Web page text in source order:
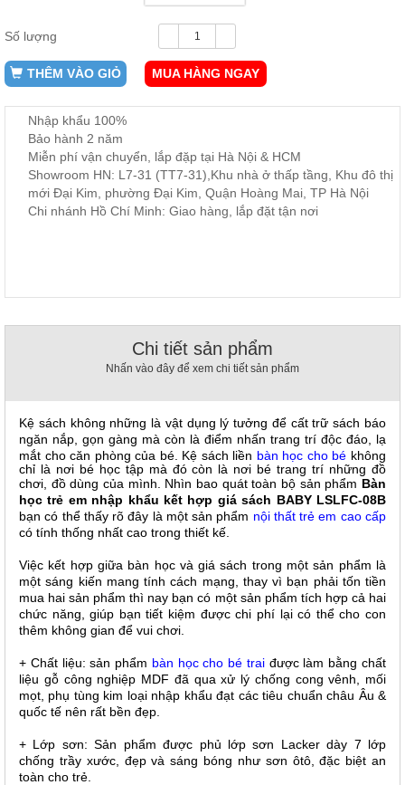
Công,
Vườn
Bàn
ghế
Phụ
Kiện
, đồ
trí
Nhà
Hàng
Hàng
Số lượng
THÊM VÀO GIỎ MUA HÀNG NGAY
Nhập khẩu 100%
Bảo hành 2 năm
Miễn phí vận chuyển, lắp đặp tại Hà Nội & HCM
Showroom HN: L7-31 (TT7-31),Khu nhà ở thấp tầng, Khu đô thị
mới Đại Kim, phường Đại Kim, Quận Hoàng Mai, TP Hà Nội
Chi nhánh Hồ Chí Minh: Giao hàng, lắp đặt tận nơi
Chi tiết sản phẩm
Nhấn vào đây để xem chi tiết sản phẩm
Kệ sách không những là vật dụng lý tưởng để cất trữ sách báo
ngăn nắp, gọn gàng mà còn là điểm nhấn trang trí độc đáo, lạ
mắt cho căn phòng của bé. Kệ sách liền bàn học cho bé không
chỉ là nơi bé học tập mà đó còn là nơi bé trang trí những đồ
chơi, đồ dùng của mình.
Nhìn bao quát toàn bộ sản phẩm Bàn
học trẻ em nhập khẩu kết hợp giá sách BABY LSLFC-08B
bạn có thể thấy rõ đây là một sản phẩm nội thất trẻ em cao cấp
có tính thống nhất cao trong thiết kế.
Việc kết hợp giữa bàn học và giá sách trong một sản phẩm là
một sáng kiến mang tính cách mạng, thay vì bạn phải tốn tiền
mua hai sản phẩm thì nay bạn có một sản phẩm tích hợp cả hai
chức năng, giúp bạn tiết kiệm được chi phí lại có thể cho con
thêm không gian để vui chơi.
+ Chất liệu: sản phẩm bàn học cho bé traiđược làm bằng chất
liệu gỗ công nghiệp MDF đã qua xử lý chống cong vênh, mối
mọt, phụ tùng kim loại nhập khẩu đạt các tiêu chuẩn châu Âu &
quốc tế nên rất bền đẹp.
+ Lớp sơn: Sản phẩm được phủ lớp sơn Lacker dày 7 lớp
chống trầy xước, đẹp và sáng bóng như sơn ôtô, đặc biệt an
toàn cho trẻ